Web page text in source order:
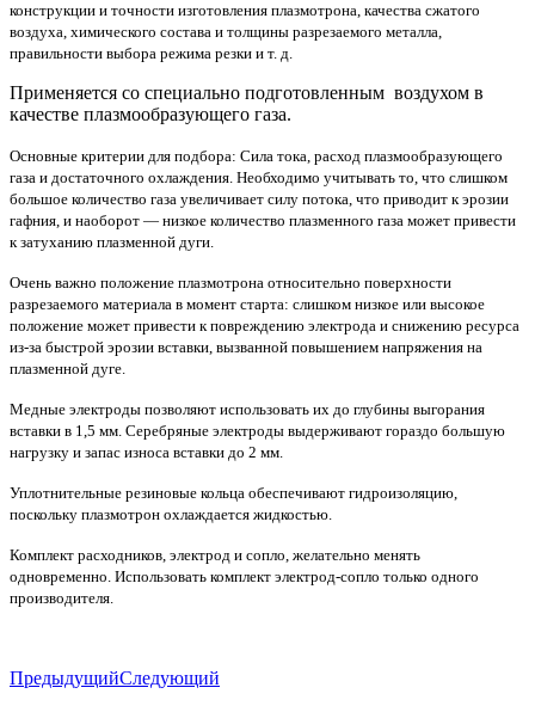
конструкции и точности изготовления плазмотрона, качества сжатого
воздуха, химического состава и толщины разрезаемого металла,
правильности выбора режима резки и т. д.
Применяется со специально подготовленным воздухом в
качестве плазмообразующего газа.
Основные критерии для подбора: Сила тока, расход плазмообразующего
газа и достаточного охлаждения. Необходимо учитывать то, что слишком
большое количество газа увеличивает силу потока, что приводит к эрозии
гафния, и наоборот — низкое количество плазменного газа может привести
к затуханию плазменной дуги.
Очень важно положение плазмотрона относительно поверхности
разрезаемого материала в момент старта: слишком низкое или высокое
положение может привести к повреждению электрода и снижению ресурса
из-за быстрой эрозии вставки, вызванной повышением напряжения на
плазменной дуге.
Медные электроды позволяют использовать их до глубины выгорания
вставки в 1,5 мм. Серебряные электроды выдерживают гораздо большую
нагрузку и запас износа вставки до 2 мм.
Уплотнительные резиновые кольца обеспечивают гидроизоляцию,
поскольку плазмотрон охлаждается жидкостью.
Комплект расходников, электрод и сопло, желательно менять
одновременно. Использовать комплект электрод-сопло только одного
производителя.
ПредыдущийСледующий